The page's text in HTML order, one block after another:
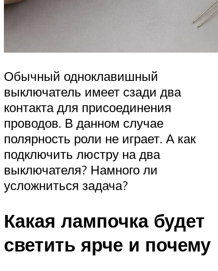
Обычный одноклавишный
выключатель имеет сзади два
контакта для присоединения
проводов. В данном случае
полярность роли не играет. А как
подключить люстру на два
выключателя? Намного ли
усложниться задача?
Какая лампочка будет
светить ярче и почему